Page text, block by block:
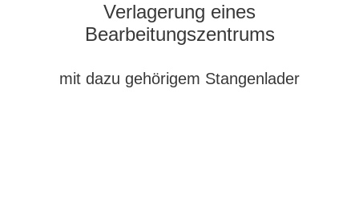
Verlagerung eines
Bearbeitungszentrums
mit dazu gehörigem Stangenlader